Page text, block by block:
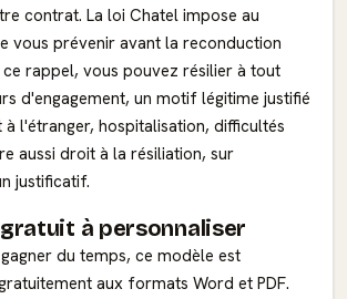
contrat. La loi Chatel impose au
vous prévenir avant la reconduction
rappel, vous pouvez résilier à tout
d'engagement, un motif légitime justifié
à l'étranger, hospitalisation, difficultés
aussi droit à la résiliation, sur
justificatif.
à personnaliser
du temps, ce modèle est
aux formats Word et PDF.